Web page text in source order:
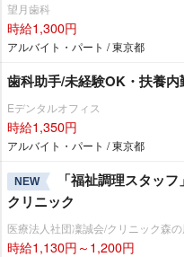
望月歯科
時給1,300円
アルバイト・パート / 東京都
歯科助手/未経験OK・扶養
Eデンタルオフィス
時給1,350円
アルバイト・パート / 東京都
NEW
「福祉調理スタッ
クリニック
医療法人社団凜誠会/クリニック森の
時給1,130円～1,200円